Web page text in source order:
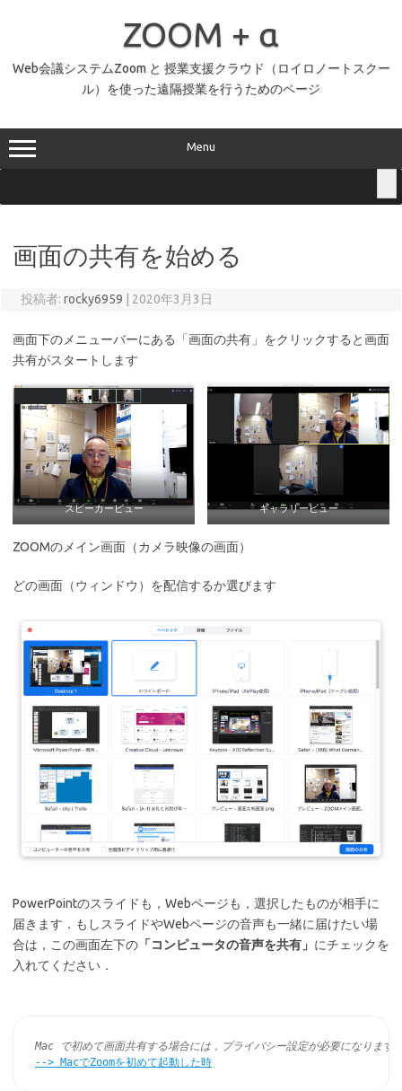
ZOOM + α
Web会議システムZoom と 授業支援クラウド（ロイロノートスクー
ル）を使った遠隔授業を行うためのページ
Menu
画面の共有を始める
投稿者: rocky6959 2020年3月3日
画面下のメニューバーにある「画面の共有」をクリックすると画面
共有がスタートします
スピーカービュー ギャラリービュー
ZOOMのメイン画面（カメラ映像の画面）
どの画面（ウィンドウ）を配信するか選びます
PowerPointのスライドも，Webページも，選択したものが相手に
届きます．もしスライドやWebページの音声も一緒に届けたい場
合は，この画面左下の 「コンピュータの音声を共有」 にチェックを
入れてください．
Mac で初めて画面共有する場合には，プライバシー設定が必要になります
--> MacでZoomを初めて起動した時